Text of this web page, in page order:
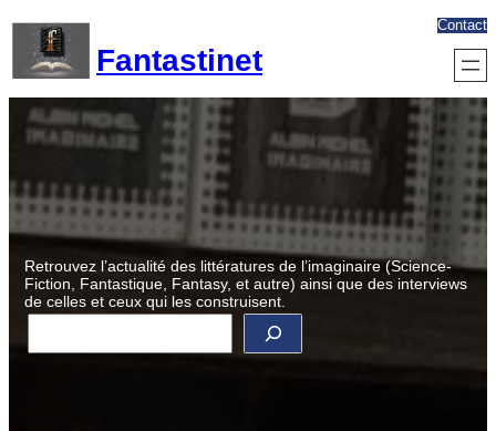
contenu
Fantastinet
Contact
Retrouvez l’actualité des littératures de l’imaginaire (Science-
Fiction, Fantastique, Fantasy, et autre) ainsi que des interviews
de celles et ceux qui les construisent.
R
c